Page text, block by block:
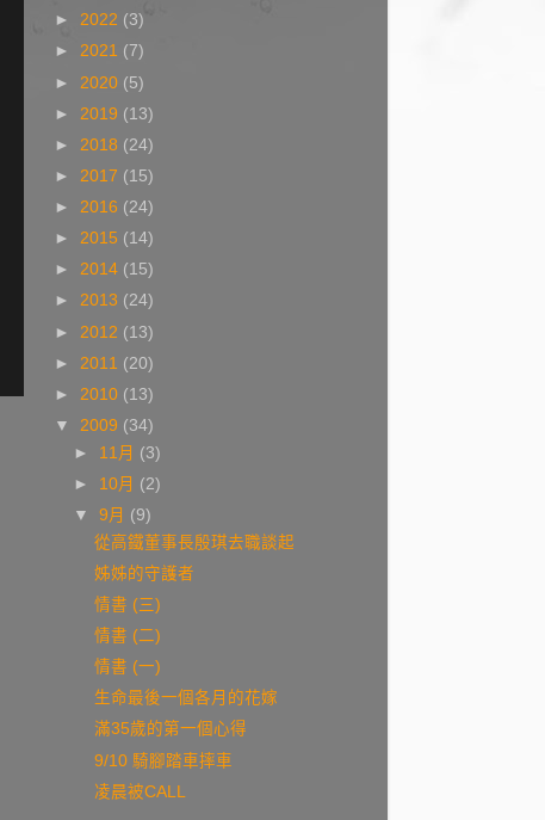
► 2022 (3)
► 2021 (7)
► 2020 (5)
► 2019 (13)
► 2018 (24)
► 2017 (15)
► 2016 (24)
► 2015 (14)
► 2014 (15)
► 2013 (24)
► 2012 (13)
► 2011 (20)
► 2010 (13)
▼ 2009 (34)
► 11月 (3)
► 10月 (2)
▼9月 (9)
從高鐵董事長殷琪去職談起
姊姊的守護者
情書 (三)
情書 (二)
情書 (一)
生命最後一個各月的花嫁
滿35歲的第一個心得
9/10 騎腳踏車摔車
凌晨被CALL